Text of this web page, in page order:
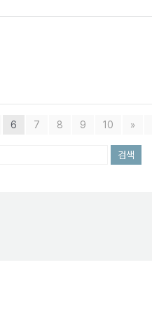
6 7 8 9 10 »
검색